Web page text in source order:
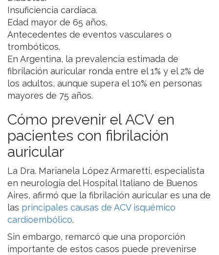
Insuficiencia cardíaca.
Edad mayor de 65 años.
Antecedentes de eventos vasculares o
trombóticos.
En Argentina, la prevalencia estimada de
fibrilación auricular ronda entre el 1% y el 2% de
los adultos, aunque supera el 10% en personas
mayores de 75 años.
Cómo prevenir el ACV en
pacientes con fibrilación
auricular
La Dra. Marianela López Armaretti, especialista
en neurología del Hospital Italiano de Buenos
Aires, afirmó que la fibrilación auricular es una de
las principales causas de ACV isquémico
cardioembólico.
Sin embargo, remarcó que una proporción
importante de estos casos puede prevenirse